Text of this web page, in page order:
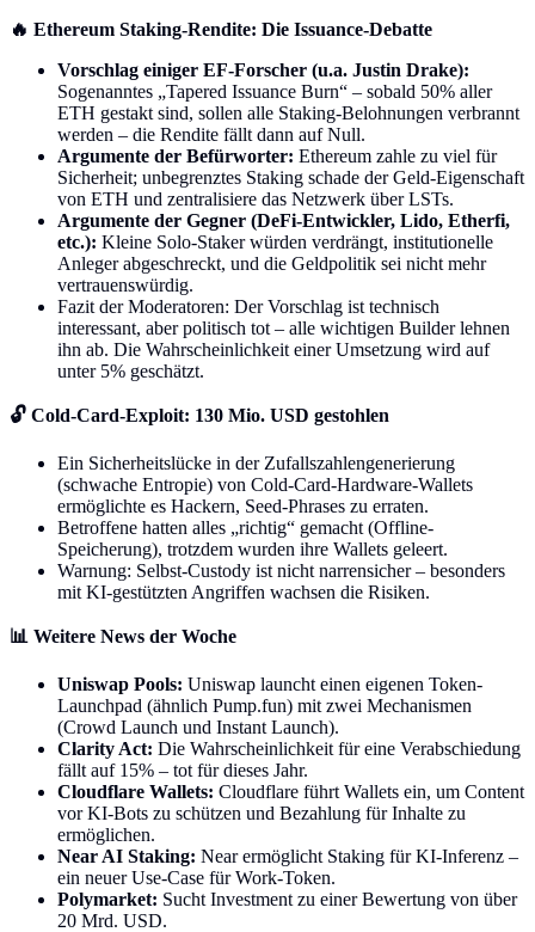
🔥 Ethereum Staking-Rendite: Die Issuance-Debatte
Vorschlag einiger EF-Forscher (u.a. Justin Drake):
Sogenanntes „Tapered Issuance Burn“ – sobald 50% aller
ETH gestakt sind, sollen alle Staking-Belohnungen verbrannt
werden – die Rendite fällt dann auf Null.
Argumente der Befürworter: Ethereum zahle zu viel für
Sicherheit; unbegrenztes Staking schade der Geld-Eigenschaft
von ETH und zentralisiere das Netzwerk über LSTs.
Argumente der Gegner (DeFi-Entwickler, Lido, Etherfi,
etc.): Kleine Solo-Staker würden verdrängt, institutionelle
Anleger abgeschreckt, und die Geldpolitik sei nicht mehr
vertrauenswürdig.
Fazit der Moderatoren: Der Vorschlag ist technisch
interessant, aber politisch tot – alle wichtigen Builder lehnen
ihn ab. Die Wahrscheinlichkeit einer Umsetzung wird auf
unter 5% geschätzt.
🔓 Cold-Card-Exploit: 130 Mio. USD gestohlen
Ein Sicherheitslücke in der Zufallszahlengenerierung
(schwache Entropie) von Cold-Card-Hardware-Wallets
ermöglichte es Hackern, Seed-Phrases zu erraten.
Betroffene hatten alles „richtig“ gemacht (Offline-
Speicherung), trotzdem wurden ihre Wallets geleert.
Warnung: Selbst-Custody ist nicht narrensicher – besonders
mit KI-gestützten Angriffen wachsen die Risiken.
📊 Weitere News der Woche
Uniswap Pools: Uniswap launcht einen eigenen Token-
Launchpad (ähnlich Pump.fun) mit zwei Mechanismen
(Crowd Launch und Instant Launch).
Clarity Act: Die Wahrscheinlichkeit für eine Verabschiedung
fällt auf 15% – tot für dieses Jahr.
Cloudflare Wallets: Cloudflare führt Wallets ein, um Content
vor KI-Bots zu schützen und Bezahlung für Inhalte zu
ermöglichen.
Near AI Staking: Near ermöglicht Staking für KI-Inferenz –
ein neuer Use-Case für Work-Token.
Polymarket: Sucht Investment zu einer Bewertung von über
20 Mrd. USD.